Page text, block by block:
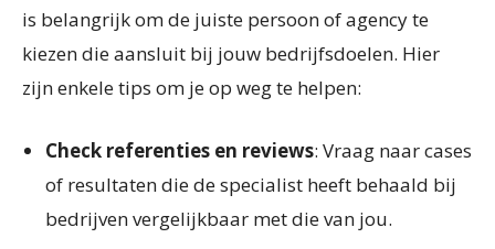
is belangrijk om de juiste persoon of agency te
kiezen die aansluit bij jouw bedrijfsdoelen. Hier
zijn enkele tips om je op weg te helpen:
Check referenties en reviews: Vraag naar cases
of resultaten die de specialist heeft behaald bij
bedrijven vergelijkbaar met die van jou.